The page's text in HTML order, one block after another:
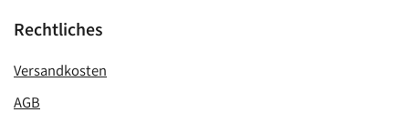
Rechtliches
Versandkosten
AGB